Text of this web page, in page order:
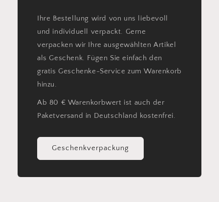
Ihre Bestellung wird von uns liebevoll
und individuell verpackt. Gerne
verpacken wir Ihre ausgewählten Artikel
als Geschenk. Fügen Sie einfach den
gratis Geschenke-Service zum Warenkorb
hinzu.
Ab 80 € Warenkorbwert ist auch der
Paketversand in Deutschland kostenfrei.
Geschenkverpackung